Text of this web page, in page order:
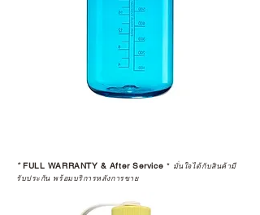
*FULL WARRANTY & After Service * มั่นใจได้กับสินค้ามี
รับประกัน พร้อมบริการหลังการขาย